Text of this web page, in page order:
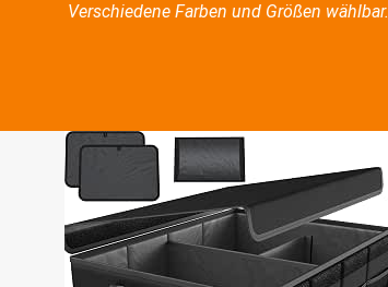
Verschiedene Farben und Größen wählbar.